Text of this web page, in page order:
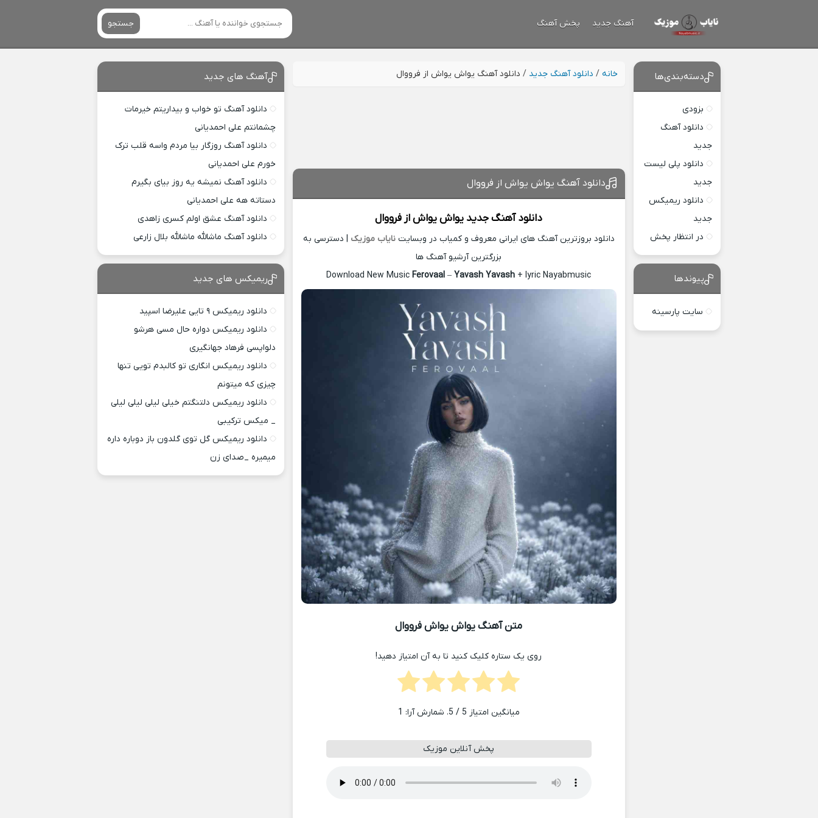
آهنگ جدید پخش آهنگ جستجو
خانه / دانلود آهنگ جدید / دانلود آهنگ یواش یواش از فرووال
دانلود آهنگ یواش یواش از فرووال
دانلود آهنگ جدید یواش یواش ازفرووال
دانلود بروزترین آهنگ های ایرانی معروف و کمیاب در وبسایتنایاب موزیک | دسترسی به
بزرگترین آرشیو آهنگ ها
Download New MusicFerovaal –Yavash Yavash + lyric Nayabmusic
متن آهنگ یواش یواش فرووال
روی یک ستاره کلیک کنید تا به آن امتیاز دهید!
میانگین امتیاز 5 / 5. شمارش آرا: 1
پخش آنلاین موزیک
دسته‌بندی‌ها
بزودی
دانلود آهنگ
جدید
دانلود پلی لیست
جدید
دانلود ریمیکس
جدید
در انتظار پخش
پیوندها
سایت پارسینه
آهنگ های جدید
دانلود آهنگ تو خواب و بیداریتم خیرمات
چشمانتم علی احمدیانی
دانلود آهنگ روزگار بیا مردم واسه قلب ترک
خورم علی احمدیانی
دانلود آهنگ نمیشه یه روز بیای بگیرم
دستاته هه علی احمدیانی
دانلود آهنگ عشق اولم کسری زاهدی
دانلود آهنگ ماشالله ماشالله بلال زارعی
ریمیکس های جدید
دانلود ریمیکس ۹ تایی علیرضا اسپید
دانلود ریمیکس دواره حال مسی هرشو
دلواپسی فرهاد جهانگیری
دانلود ریمیکس انگاری تو کالبدم تویی تنها
چیزی که میتونم
دانلود ریمیکس دلتنگتم خیلی لیلی لیلی لیلی
_ میکس ترکیبی
دانلود ریمیکس گل توی گلدون باز دوباره داره
میمیره _صدای زن